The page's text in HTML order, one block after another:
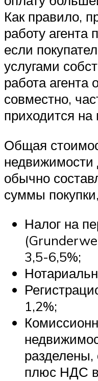
Как правило,
работу агента
если
услугами
работа агента
совместно,
приходится на
Общая
недвижимости
обычно
суммы
Налог на
3,5-6,5%;
1,2%;
разделены,
плюс НДС